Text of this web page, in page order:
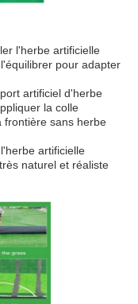
l'herbe artificielle
pour adapter
artificiel d'herbe
la colle
frontière sans herbe
artificielle
naturel et réaliste